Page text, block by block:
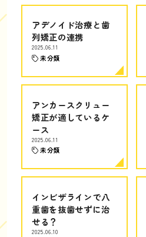
アデノイド治療と歯
列矯正の連携
2025.06.11
未分類
アンカースクリュー
矯正が適しているケ
ース
2025.06.11
未分類
インビザラインで八
重歯を抜歯せずに治
せる？
2025.06.10